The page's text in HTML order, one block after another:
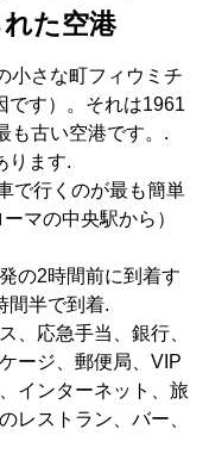
た空港
小さな町フィウミチ
です）。それは1961
も古い空港です。.
ります.
で行くのが最も簡単
マの中央駅から）
の2時間前に到着す
間半で到着.
、応急手当、銀行、
ージ、郵便局、VIP
インターネット、旅
レストラン、バー、